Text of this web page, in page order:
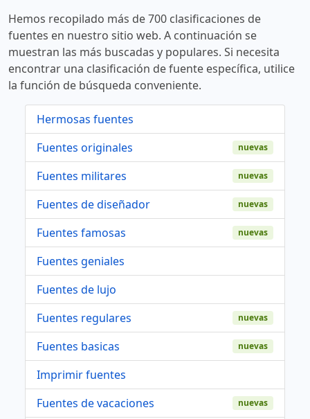
Hemos recopilado más de 700 clasificaciones de
fuentes en nuestro sitio web. A continuación se
muestran las más buscadas y populares. Si necesita
encontrar una clasificación de fuente específica, utilice
la función de búsqueda conveniente.
Hermosas fuentes
Fuentes originales
nuevas
Fuentes militares nuevas
Fuentes de diseñador nuevas
Fuentes famosas nuevas
Fuentes geniales
Fuentes de lujo
Fuentes regulares
nuevas
Fuentes basicas nuevas
Imprimir fuentes
Fuentes de vacaciones
nuevas